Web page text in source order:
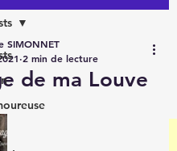
de ma Louve
SIMONNET
2 min de lecture